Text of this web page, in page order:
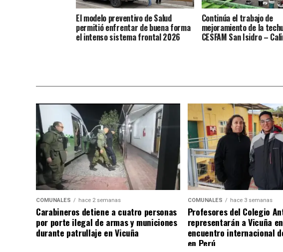
El modelo preventivo de Salud
permitió enfrentar de buena forma
el intenso sistema frontal 2026
Continúa el trabajo de
mejoramiento de la
CESFAM San Isidro –
COMUNALES hace 2 semanas
Carabineros detiene a cuatro personas
por porte ilegal de armas y municiones
durante patrullaje en Vicuña
COMUNALES hace 3 semanas
Profesores del Colegio
representarán a Vicuña
encuentro internacional
en Perú